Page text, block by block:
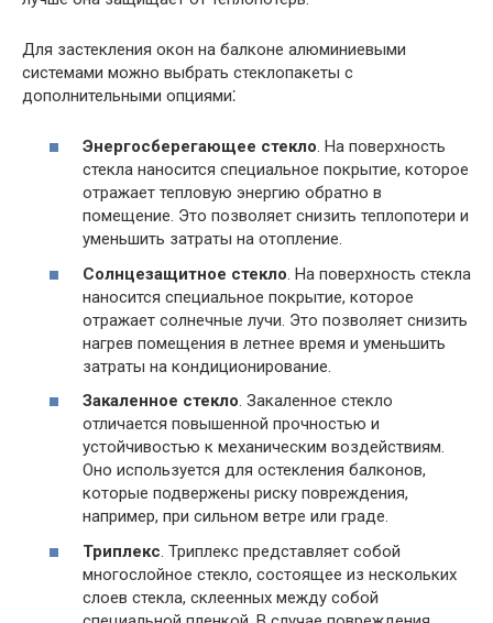
Для застекления окон на балконе алюминиевыми
системами можно выбрать стеклопакеты с
дополнительными опциями⁚
Энергосберегающее стекло. На поверхность
стекла наносится специальное покрытие, которое
отражает тепловую энергию обратно в
помещение. Это позволяет снизить теплопотери и
уменьшить затраты на отопление.
Солнцезащитное стекло. На поверхность стекла
наносится специальное покрытие, которое
отражает солнечные лучи. Это позволяет снизить
нагрев помещения в летнее время и уменьшить
затраты на кондиционирование.
Закаленное стекло. Закаленное стекло
отличается повышенной прочностью и
устойчивостью к механическим воздействиям.
Оно используется для остекления балконов,
которые подвержены риску повреждения,
например, при сильном ветре или граде.
Триплекс. Триплекс представляет собой
многослойное стекло, состоящее из нескольких
слоев стекла, склеенных между собой